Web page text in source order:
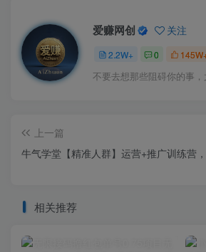
爱赚网创 关注
2.2W+ 0
不要去想那些阻碍你的事
上一篇
牛气学堂【精准人群】运营+推广训练营
相关推荐